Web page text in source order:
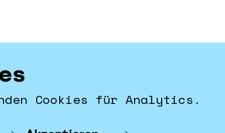
Cookies für Analytics.